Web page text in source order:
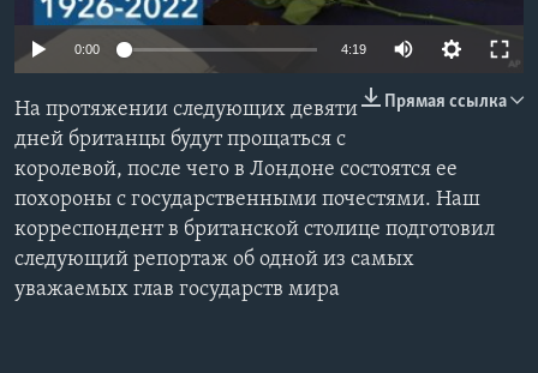
Learning English
СОЦИАЛЬНЫЕ СЕТИ
Языки
0:00 4:19
Прямая ссылка
На протяжении следующих девяти
дней британцы будут прощаться с
королевой, после чего в Лондоне состоятся ее
похороны с государственными почестями. Наш
корреспондент в британской столице подготовил
следующий репортаж об одной из самых
уважаемых глав государств мира